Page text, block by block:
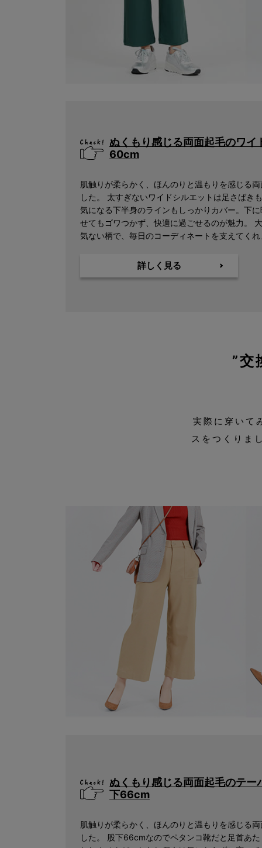
ぬくもり感じる両面起毛のワ
60cm
肌触りが柔らかく、ほんのりと温もりを感じる
した。 太すぎないワイドシルエットは足さばき
気になる下半身のラインもしっかりカバー。下
せてもゴワつかず、快適に過ごせるのが魅力。
気ない柄で、毎日のコーディネートを支えてくれ
詳しく見る
”交
実際に穿いて
スをつくりま
ぬくもり感じる両面起毛のテ
下66cm
肌触りが柔らかく、ほんのりと温もりを感じる
した。 股下66cmなのでペタンコ靴だと足首あ
検索